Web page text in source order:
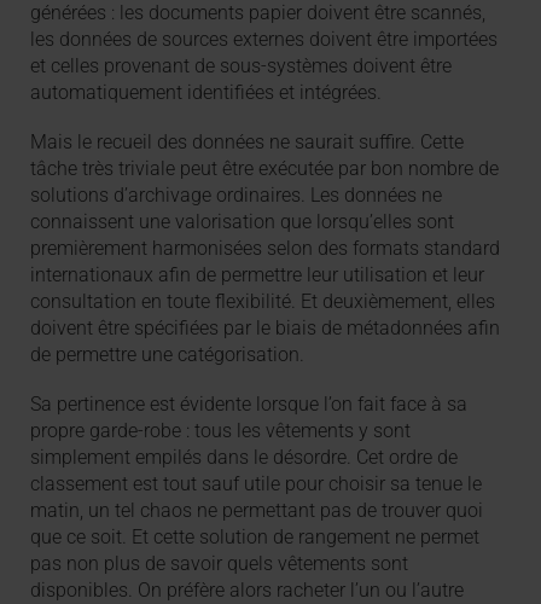
générées : les documents papier doivent être scannés,
les données de sources externes doivent être importées
et celles provenant de sous-systèmes doivent être
automatiquement identifiées et intégrées.
Mais le recueil des données ne saurait suffire. Cette
tâche très triviale peut être exécutée par bon nombre de
solutions d’archivage ordinaires. Les données ne
connaissent une valorisation que lorsqu’elles sont
premièrement harmonisées selon des formats standard
internationaux afin de permettre leur utilisation et leur
consultation en toute flexibilité. Et deuxièmement, elles
doivent être spécifiées par le biais de métadonnées afin
de permettre une catégorisation.
Sa pertinence est évidente lorsque l’on fait face à sa
propre garde-robe : tous les vêtements y sont
simplement empilés dans le désordre. Cet ordre de
classement est tout sauf utile pour choisir sa tenue le
matin, un tel chaos ne permettant pas de trouver quoi
que ce soit. Et cette solution de rangement ne permet
pas non plus de savoir quels vêtements sont
disponibles. On préfère alors racheter l’un ou l’autre